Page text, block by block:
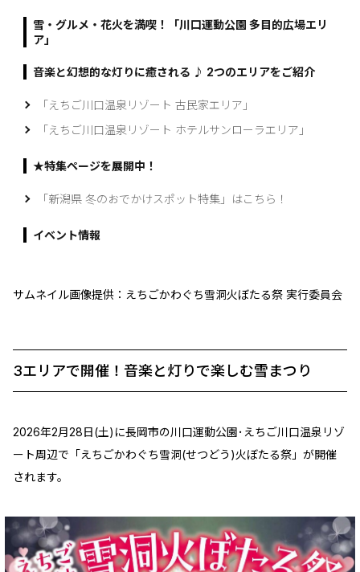
雪・グルメ・花火を満喫！「川口運動公園 多目的広場エリ
ア」
音楽と幻想的な灯りに癒される ♪ 2つのエリアをご紹介
「えちご川口温泉リゾート 古民家エリア」
「えちご川口温泉リゾート ホテルサンローラエリア」
★特集ページを展開中！
「新潟県 冬のおでかけスポット特集」はこちら！
イベント情報
サムネイル画像提供：えちごかわぐち雪洞火ぼたる祭 実行委員会
3エリアで開催！音楽と灯りで楽しむ雪まつり
2026年2月28日(土)に長岡市の川口運動公園･えちご川口温泉リゾ
ート周辺で「えちごかわぐち雪洞(せつどう)火ぼたる祭」が開催
されます。